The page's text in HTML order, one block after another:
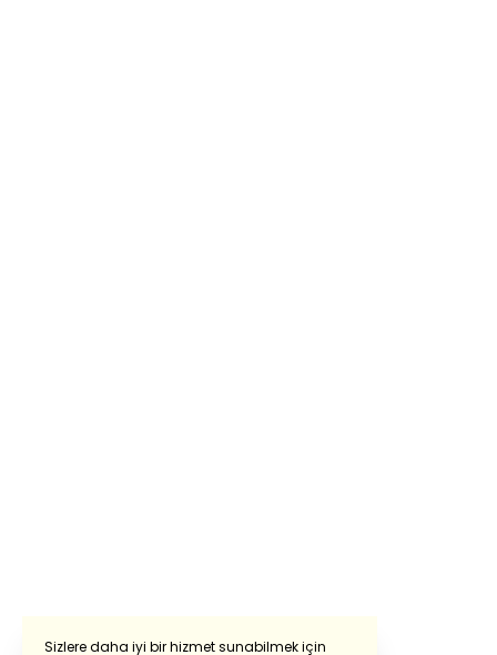
Sizlere daha iyi bir hizmet sunabilmek için